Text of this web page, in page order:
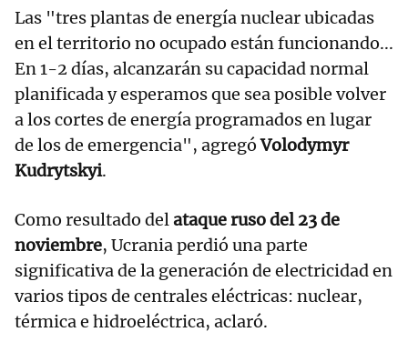
Las "tres plantas de energía nuclear ubicadas
en el territorio no ocupado están funcionando...
En 1-2 días, alcanzarán su capacidad normal
planificada y esperamos que sea posible volver
a los cortes de energía programados en lugar
de los de emergencia", agregóVolodymyr
Kudrytskyi.
Como resultado delataque ruso del 23 de
noviembre, Ucrania perdió una parte
significativa de la generación de electricidad en
varios tipos de centrales eléctricas: nuclear,
térmica e hidroeléctrica, aclaró.